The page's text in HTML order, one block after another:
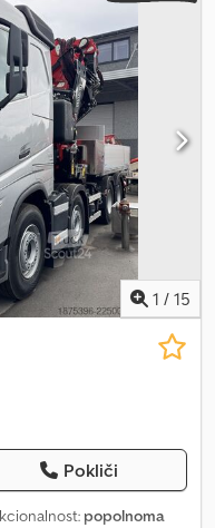
zrak
, VOLVO FM-510 Tridem 8x4
3.80 m Platform length:
In
Dodpfx Ajix E Azei
1 / 15
Pokliči
popolnoma